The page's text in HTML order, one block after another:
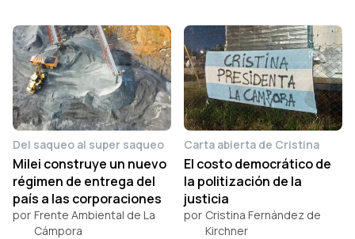
Del saqueo al super saqueo
Milei construye un nuevo
régimen de entrega del
país a las corporaciones
por Frente Ambiental de La
Cámpora
Carta abierta de Cristina
El costo democrático de
la politización de la
justicia
por Cristina Fernández de
Kirchner